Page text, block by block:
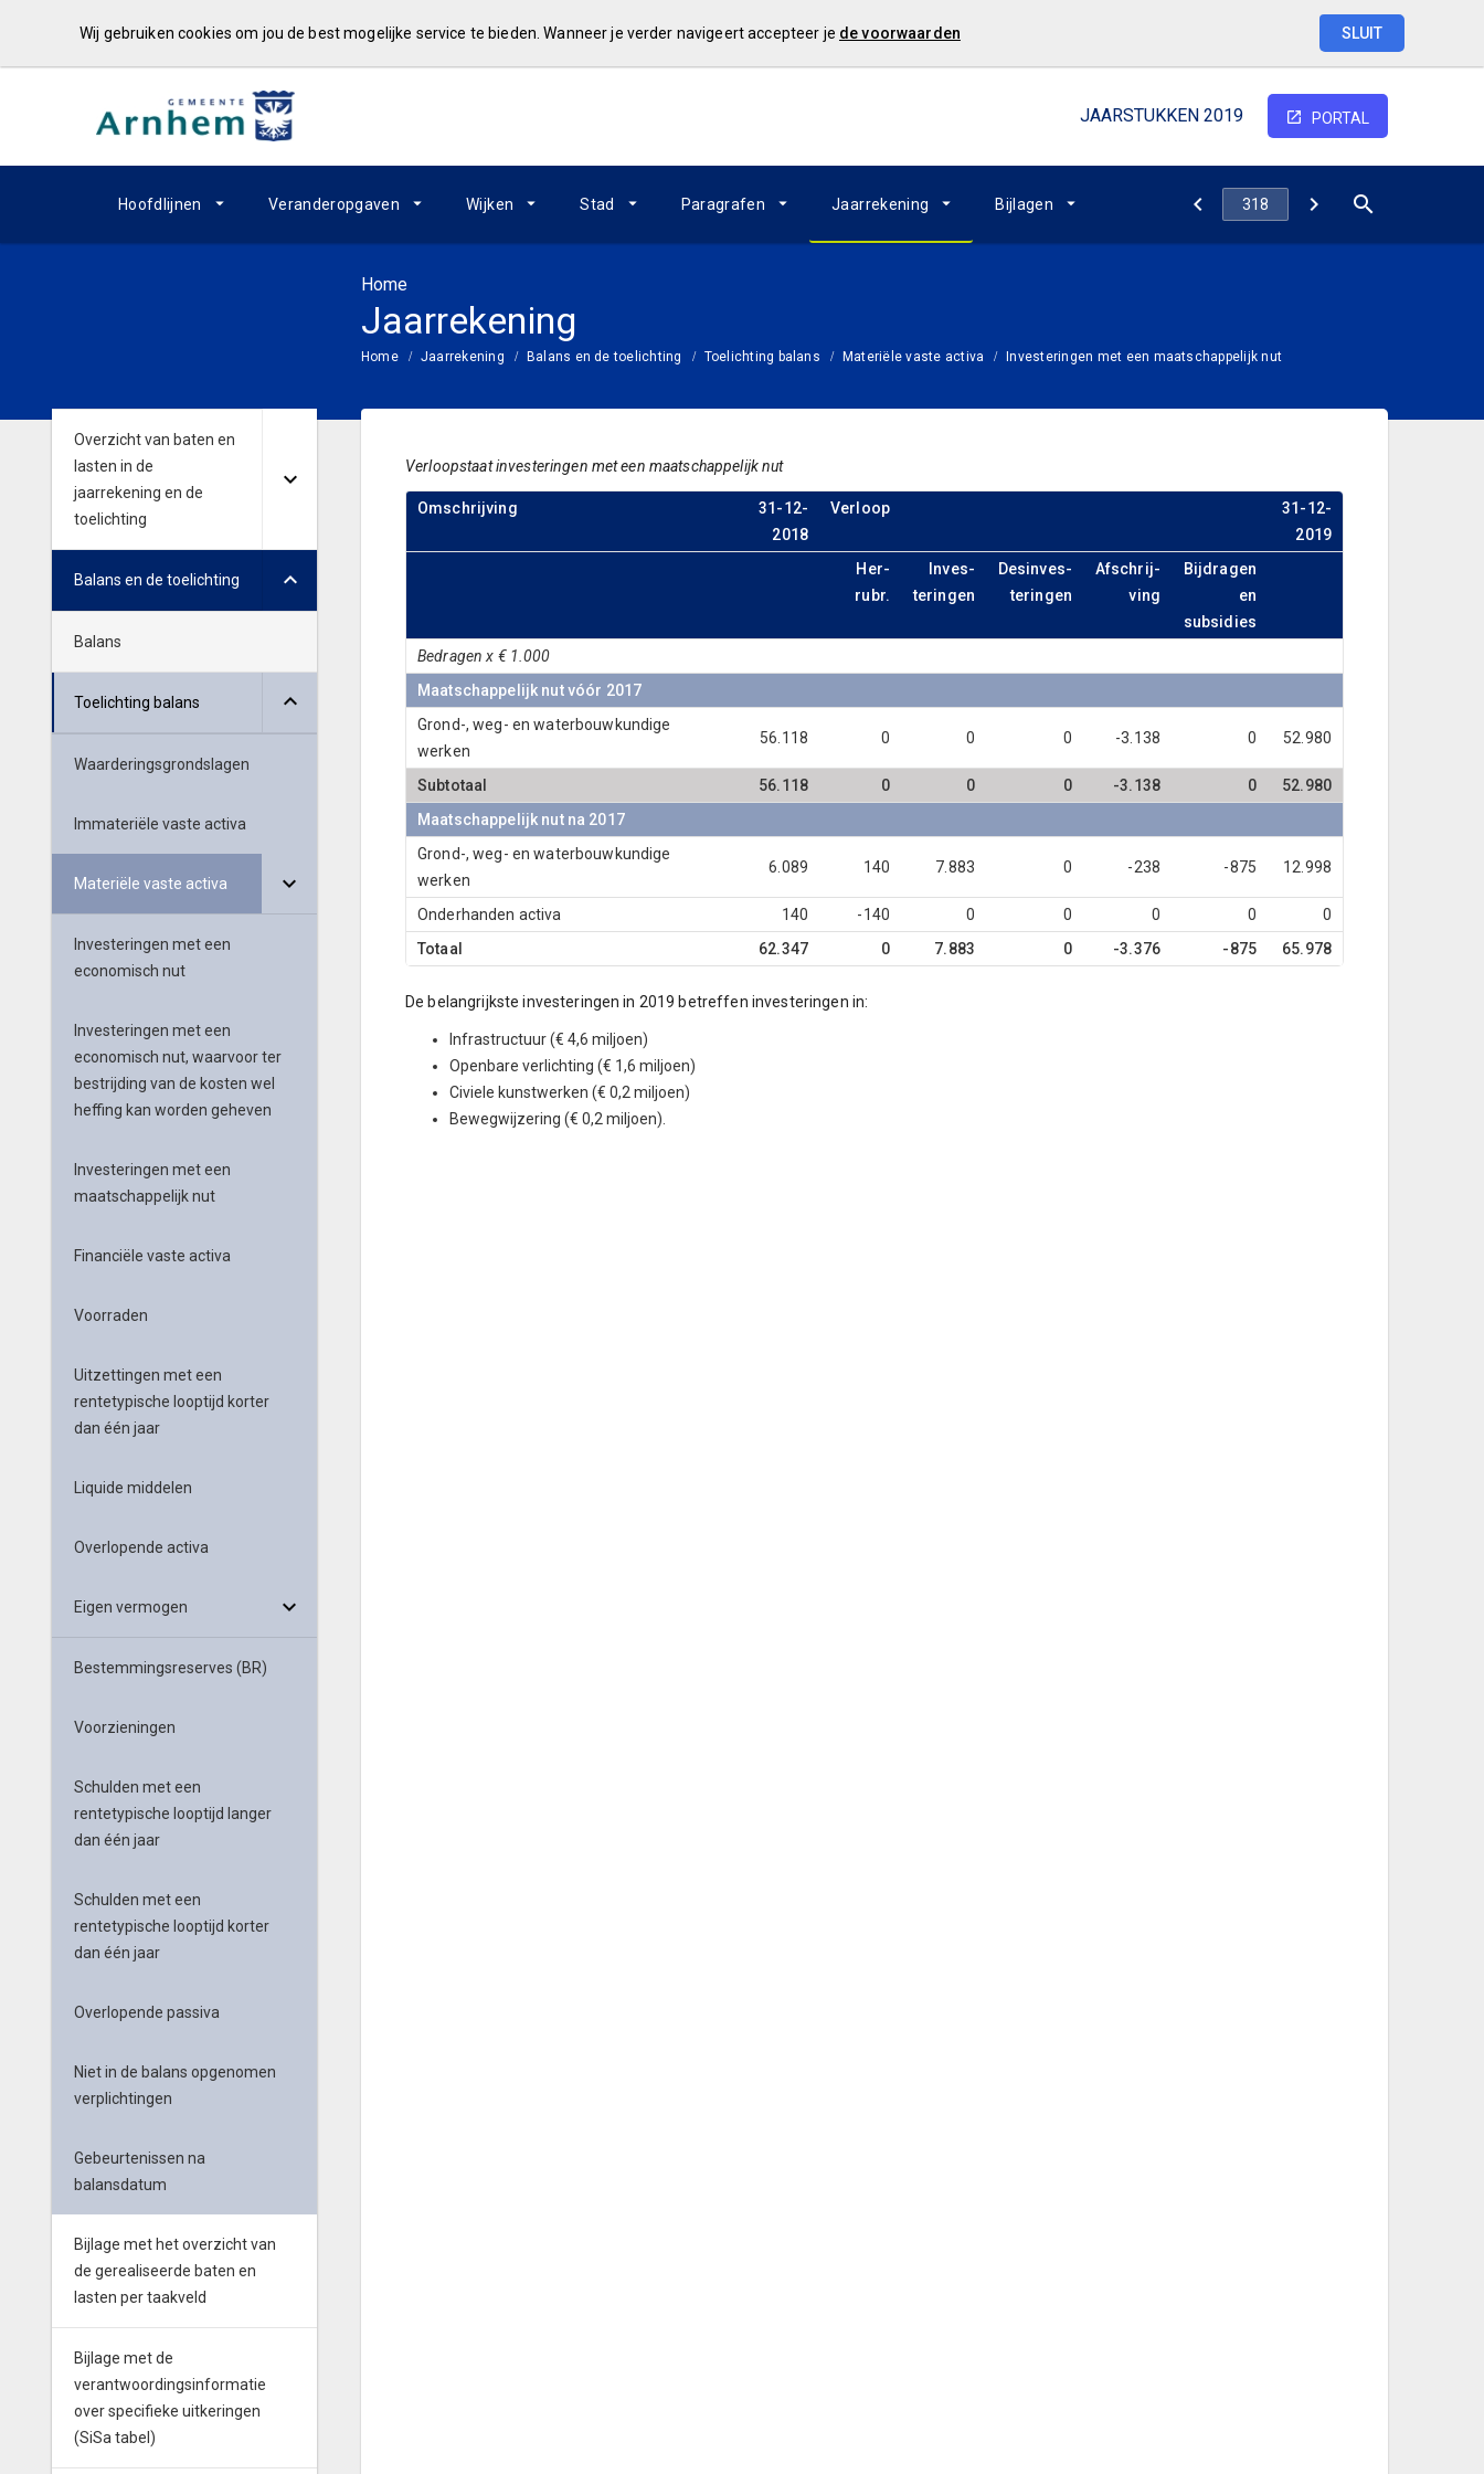
JAARSTUKKEN 2019 PORTAL
Hoofdlijnen Veranderopgaven Wijken Stad Paragrafen Jaarrekening Bijlagen
Home
Jaarrekening
Home Jaarrekening Balans en de toelichting Toelichting balans Materiële vaste activa Investeringen met een maatschappelijk nut
Verloopstaat investeringen met een maatschappelijk nut
Omschrijving
31-12-
2018
Verloop
31-12-
2019
Her-
rubr.
Inves-
teringen
Desinves-
teringen
Afschrij-
ving
Bijdragen
en
subsidies
Bedragen x € 1.000
Maatschappelijk nut vóór 2017
Grond-, weg- en waterbouwkundige
werken
56.118 0 0 0 -3.138 0 52.980
Subtotaal 56.118 0 0 0 -3.138 0
52.980
Maatschappelijk nut na 2017
Grond-, weg- en waterbouwkundige
werken
6.089 140 7.883 0 -238 -875 12.998
Onderhanden activa 140 -140 0 0 0 0
0
Totaal
62.347 0 7.883 0 -3.376 -875 65.978
De belangrijkste investeringen in 2019 betreffen investeringen in:
Infrastructuur (€ 4,6 miljoen)
Openbare verlichting (€ 1,6 miljoen)
Civiele kunstwerken (€ 0,2 miljoen)
Bewegwijzering (€ 0,2 miljoen).
Overzicht van baten en
lasten in de
jaarrekening en de
toelichting
Balans en de toelichting
Balans
Toelichting balans
Waarderingsgrondslagen
Immateriële vaste activa
Materiële vaste activa
Investeringen met een
economisch nut
Investeringen met een
economisch nut, waarvoor ter
bestrijding van de kosten wel
heffing kan worden geheven
Investeringen met een
maatschappelijk nut
Financiële vaste activa
Voorraden
Uitzettingen met een
rentetypische looptijd korter
dan één jaar
Liquide middelen
Overlopende activa
Eigen vermogen
Bestemmingsreserves (BR)
Voorzieningen
Schulden met een
rentetypische looptijd langer
dan één jaar
Schulden met een
rentetypische looptijd korter
dan één jaar
Overlopende passiva
Niet in de balans opgenomen
verplichtingen
Gebeurtenissen na
balansdatum
Bijlage met het overzicht van
de gerealiseerde baten en
lasten per taakveld
Bijlage met de
verantwoordingsinformatie
over specifieke uitkeringen
(SiSa tabel)
Wij gebruiken cookies om jou de best mogelijke service te bieden. Wanneer je verder navigeert accepteer je de voorwaarden SLUIT